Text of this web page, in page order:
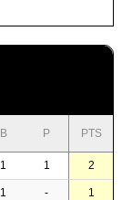
B P PTS
1 1 2
1 - 1